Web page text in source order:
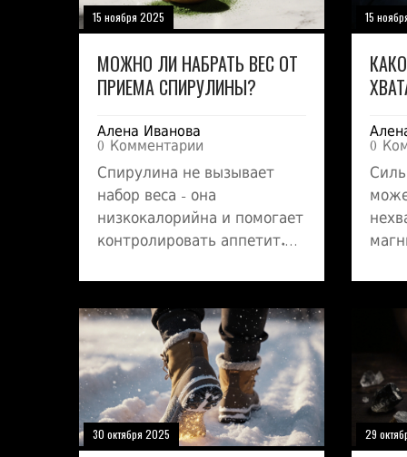
15 ноября 2025
МОЖНО ЛИ НАБРАТЬ ВЕС ОТ
ПРИЕМА СПИРУЛИНЫ?
Алена Иванова
0 Комментарии
Спирулина не вызывает
набор веса - она
низкокалорийна и помогает
контролировать аппетит.
сахар или вы едите больше,
вес может расти. Важно
выбирать чистую
спирулину и сочетать её с
правильным питанием.
15
0
30 октября 2025 29